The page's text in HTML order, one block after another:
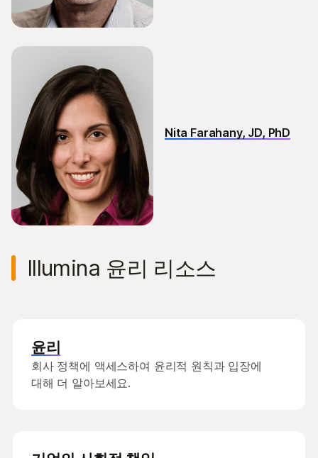
Nita Farahany, JD, PhD
Illumina 윤리 리소스
윤리
회사 정책에 액세스하여 윤리적 원칙과 입장에
대해 더 알아보세요.